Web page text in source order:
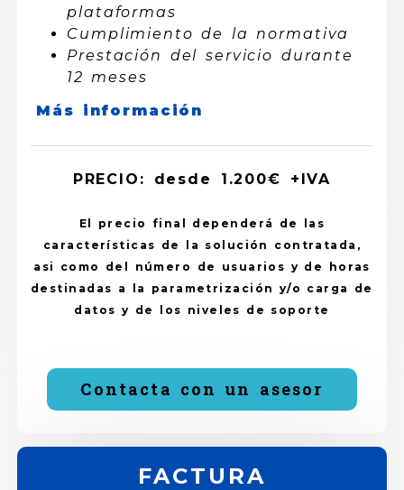
plataformas
Cumplimiento de la normativa
Prestación del servicio durante
12 meses
Más información
PRECIO: desde 1.200€ +IVA
El precio final dependerá de las
características de la solución contratada,
asi como del número de usuarios y de horas
destinadas a la parametrización y/o carga de
datos y de los niveles de soporte
Contacta con un asesor
FACTURA